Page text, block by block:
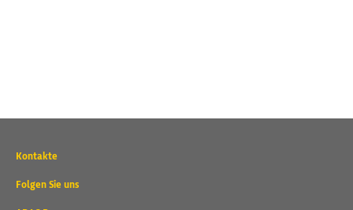
Wichtige
und
Kontakte
Folgen Sie uns